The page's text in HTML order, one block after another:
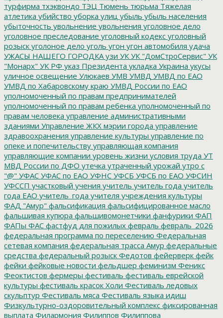
турфирма тхэквондо ТЭЦ Тюмень тюрьма Тяжелая
атлетика убийство уборка улиц убыль убыль населения
убыточность увольнение увольнения уголовное дело
уголовное преследование уголовный кодекс уголовный
розыск уголоное дело уголь угон угон автомобиля удача
УЖАСЫ НАШЕГО ГОРОДКА узи УК УК "ДомСтроСервис" УК
"Монарх" УК РФ указ Президента укладка Украина укусы
уличное освещение Улюкаев УМВ УМВД УМВД по ЕАО
УМВД по Хабаровскому краю УМВД России по ЕАО
уполномоченный по правам предпринимателей
уполномоченный по правам ребенка уполномоченный по
правам человека управление административными
зданиями Управление ЖКХ мэрии города управление
здравоохранения управление культуры управление по
опеке и попечительству управляющая компания
управляющие компании уровень жизни условия труда УТ
МВД России по ДФО утечка утраченный урожай утро с
"@" УФАС УФАС по ЕАО УФНС УФСБ УФСБ по ЕАО УФСИН
УФССП участковый учения учитель учитель года учитель
года ЕАО учитель_года учителя учреждения культуры
ФАД "Амур" фальсификация фальсифицированное масло
фальшивая купюра фальшивомонетчики фанфурики ФАП
ФАПы ФАС фастфуд для пожилых февраль февраль_2026
федеральная программа по переселению Федеральная
сетевая компания федеральная трасса Амур федеральные
средства федеральный розыск Федотов фейерверк фейк
фейки фейковые новости фельдшер феминизм Феникс
Феоктистов фермеры фестиваль фестиваль еврейской
культуры фестиваль красок Холи Фестиваль ледовых
скульптур Фестиваль мяса Фестиваль языка идиш
Физкультурно-оздоровительный комплекс фиксированная
выплата Филармония Филиппов Филиппова